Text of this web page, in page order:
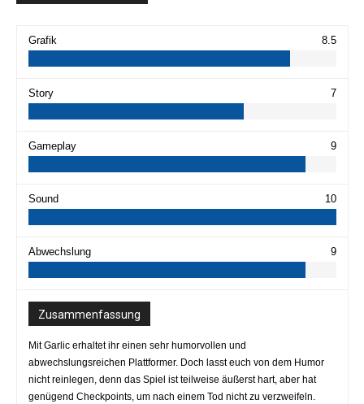
Grafik 8.5
Story 7
Gameplay 9
Sound 10
Abwechslung 9
Zusammenfassung
Mit Garlic erhaltet ihr einen sehr humorvollen und
abwechslungsreichen Plattformer. Doch lasst euch von dem Humor
nicht reinlegen, denn das Spiel ist teilweise äußerst hart, aber hat
genügend Checkpoints, um nach einem Tod nicht zu verzweifeln.